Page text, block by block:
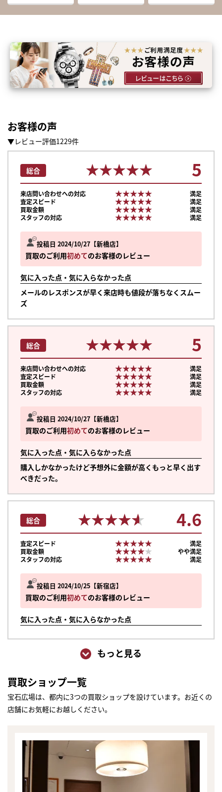
お客様の声
▼レビュー評価1229件
投稿日 2024/10/27 新橋店
買取のご利用初めてのお客様のレビュー
気に入った点・気に入らなかった点
メールのレスポンスが早く来店時も値段が落ちなくスムー
ズ
総合 ★★★★★
★★★★★ 5
来店問い合わせへの対応 ★★★★★
★★★★★
満足
査定スピード
★★★★★
★★★★★
満足
買取金額
★★★★★
★★★★★
満足
スタッフの対応
★★★★★
★★★★★ 満足
投稿日 2024/10/27 新橋店
買取のご利用初めてのお客様のレビュー
気に入った点・気に入らなかった点
購入しかなかったけど予想外に金額が高くもっと早く出す
べきだった。
総合 ★★★★★
★★★★★ 5
来店問い合わせへの対応 ★★★★★
★★★★★
満足
査定スピード
★★★★★
★★★★★
満足
買取金額
★★★★★
★★★★★
満足
スタッフの対応
★★★★★
★★★★★ 満足
投稿日 2024/10/25 新宿店
買取のご利用初めてのお客様のレビュー
気に入った点・気に入らなかった点
総合 ★★★★★
★★★★★ 4.6
査定スピード ★★★★★
★★★★★
満足
買取金額
★★★★★
★★★★★
やや満足
スタッフの対応
★★★★★
★★★★★ 満足
もっと見る
買取ショップ一覧
宝石広場は、都内に3つの買取ショップを設けています。お近くの
店舗にお気軽にお越しください。
まずは
かんたん30秒でお試し査定